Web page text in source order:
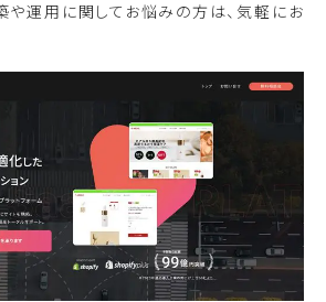
運用に関してお悩みの方は、気軽にお